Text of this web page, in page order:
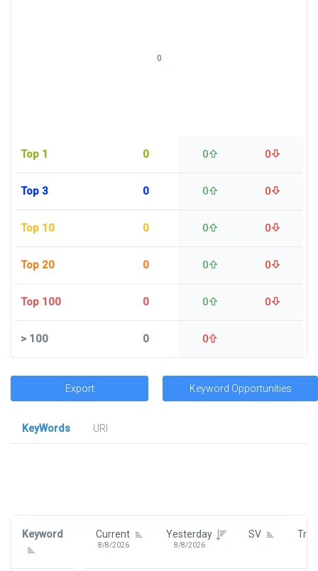
Top 1 0 0 0
Top 3 0 0 0
Top 10 0 0 0
Top 20 0 0 0
Top 100 0 0 0
>100 0 0
0
Export Keyword Opportunities
KeyWords
URl
Keyword Current
8/8/2026
Yesterday
8/8/2026
SV